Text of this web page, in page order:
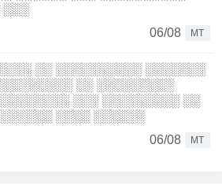
░░░
06/08
MT
░░ ░░░░░░░░░░ ░░░░░░░
░░ ░░░░░░░░░
░░░ ░░░░░░░░░ ░░
░░░░ ░░░░░░
06/08
MT